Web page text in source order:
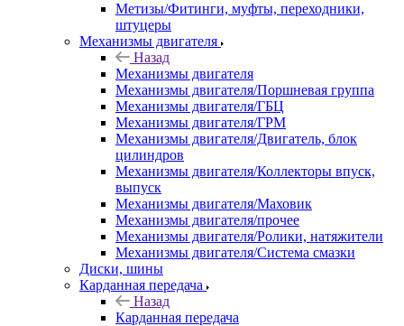
Метизы/Фитинги, муфты, переходники,
штуцеры
Механизмы двигателя
Назад
Механизмы двигателя
Механизмы двигателя/Поршневая группа
Механизмы двигателя/ГБЦ
Механизмы двигателя/ГРМ
Механизмы двигателя/Двигатель, блок
цилиндров
Механизмы двигателя/Коллекторы впуск,
выпуск
Механизмы двигателя/Маховик
Механизмы двигателя/прочее
Механизмы двигателя/Ролики, натяжители
Механизмы двигателя/Система смазки
Диски, шины
Карданная передача
Назад
Карданная передача